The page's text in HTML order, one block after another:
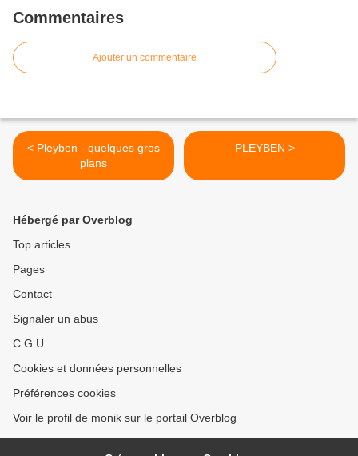
Commentaires
Ajouter un commentaire
< Pleyben - quelques gros
plans
PLEYBEN >
Hébergé par Overblog
Top articles
Pages
Contact
Signaler un abus
C.G.U.
Cookies et données personnelles
Préférences cookies
Voir le profil de monik sur le portail Overblog